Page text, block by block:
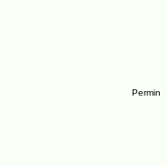
Permin